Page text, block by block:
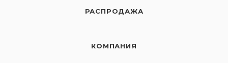
РАСПРОДАЖА
КОМПАНИЯ